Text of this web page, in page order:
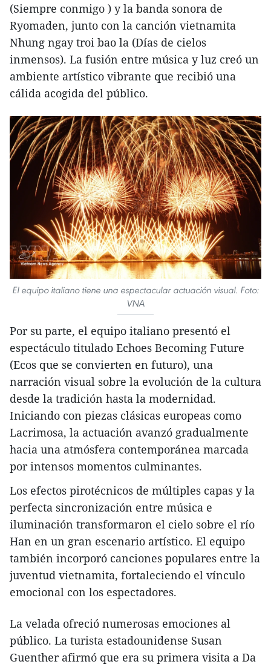
(Siempre conmigo ) y la banda sonora de
Ryomaden, junto con la canción vietnamita
Nhung ngay troi bao la (Días de cielos
inmensos). La fusión entre música y luz creó un
ambiente artístico vibrante que recibió una
cálida acogida del público.
El equipo italiano tiene una espectacular actuación visual. Foto:
VNA
Por su parte, el equipo italiano presentó el
espectáculo titulado Echoes Becoming Future
(Ecos que se convierten en futuro), una
narración visual sobre la evolución de la cultura
desde la tradición hasta la modernidad.
Iniciando con piezas clásicas europeas como
Lacrimosa, la actuación avanzó gradualmente
hacia una atmósfera contemporánea marcada
por intensos momentos culminantes.
Los efectos pirotécnicos de múltiples capas y la
perfecta sincronización entre música e
iluminación transformaron el cielo sobre el río
Han en un gran escenario artístico. El equipo
también incorporó canciones populares entre la
juventud vietnamita, fortaleciendo el vínculo
emocional con los espectadores.
La velada ofreció numerosas emociones al
público. La turista estadounidense Susan
Guenther afirmó que era su primera visita a Da